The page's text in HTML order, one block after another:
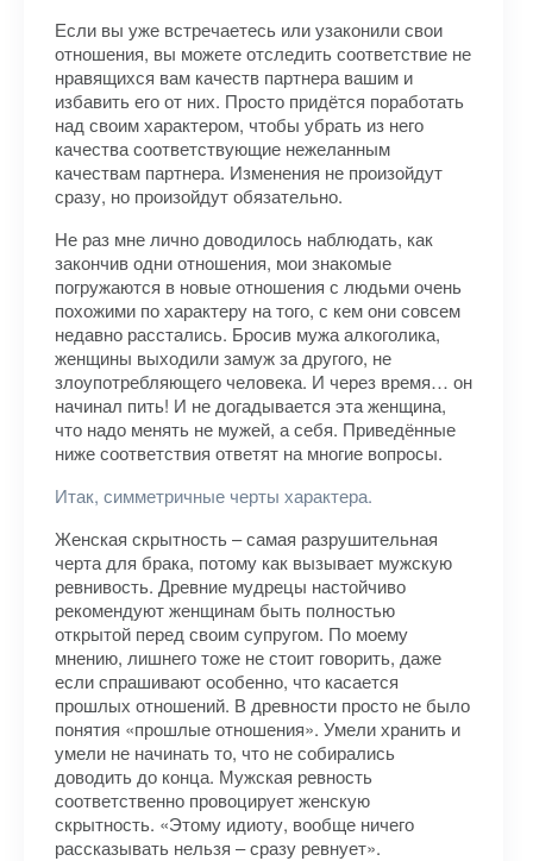
Если вы уже встречаетесь или узаконили свои
отношения, вы можете отследить соответствие не
нравящихся вам качеств партнера вашим и
избавить его от них. Просто придётся поработать
над своим характером, чтобы убрать из него
качества соответствующие нежеланным
качествам партнера. Изменения не произойдут
сразу, но произойдут обязательно.
Не раз мне лично доводилось наблюдать, как
закончив одни отношения, мои знакомые
погружаются в новые отношения с людьми очень
похожими по характеру на того, с кем они совсем
недавно расстались. Бросив мужа алкоголика,
женщины выходили замуж за другого, не
злоупотребляющего человека. И через время… он
начинал пить! И не догадывается эта женщина,
что надо менять не мужей, а себя. Приведённые
ниже соответствия ответят на многие вопросы.
Итак, симметричные черты характера.
Женская скрытность – самая разрушительная
черта для брака, потому как вызывает мужскую
ревнивость. Древние мудрецы настойчиво
рекомендуют женщинам быть полностью
открытой перед своим супругом. По моему
мнению, лишнего тоже не стоит говорить, даже
если спрашивают особенно, что касается
прошлых отношений. В древности просто не было
понятия «прошлые отношения». Умели хранить и
умели не начинать то, что не собирались
доводить до конца. Мужская ревность
соответственно провоцирует женскую
скрытность. «Этому идиоту, вообще ничего
рассказывать нельзя – сразу ревнует».